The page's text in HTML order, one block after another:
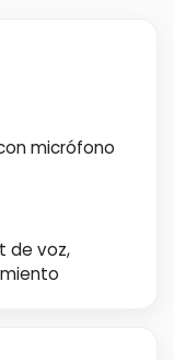
micrófono
de voz,